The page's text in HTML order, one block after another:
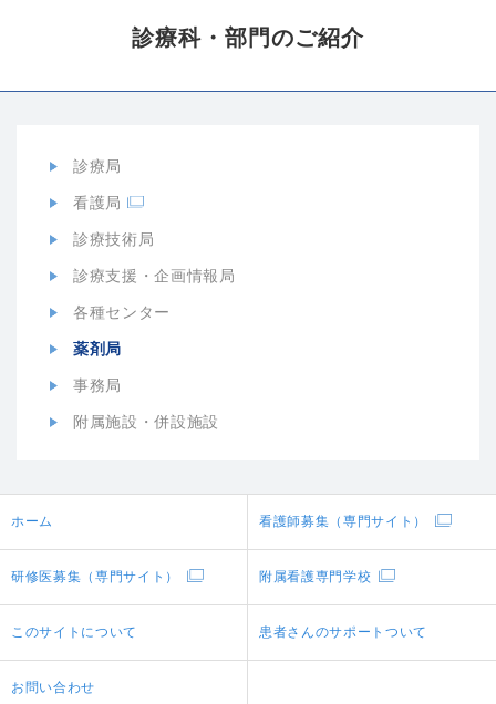
診療科・部門のご紹介
診療局
看護局
診療技術局
診療支援・企画情報局
各種センター
薬剤局
事務局
附属施設・併設施設
ホーム 看護師募集（専門サイト）
研修医募集（専門サイト） 附属看護専門学校
このサイトについて 患者さんのサポートついて
お問い合わせ